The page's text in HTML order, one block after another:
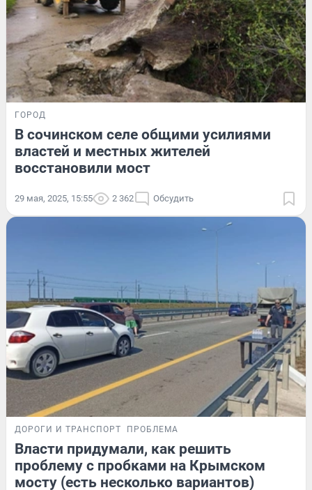
ГОРОД
В сочинском селе общими усилиями
властей и местных жителей
восстановили мост
29 мая, 2025, 15:55 2 362 Обсудить
ДОРОГИ И ТРАНСПОРТ ПРОБЛЕМА
Власти придумали, как решить
проблему с пробками на Крымском
мосту (есть несколько вариантов)